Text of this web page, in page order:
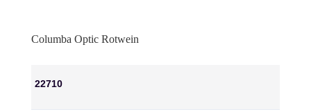
Columba Optic Rotwein
22710